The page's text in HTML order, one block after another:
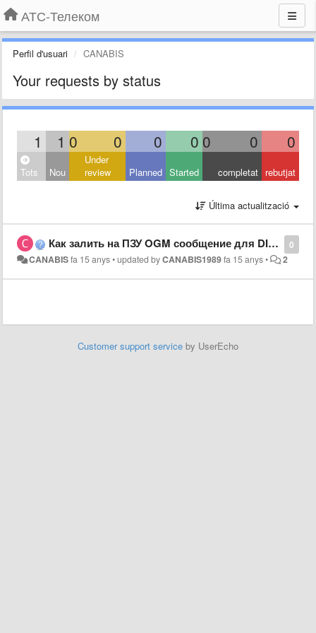
АТС-Телеком
Perfil d'usuari CANABIS
Your requests by status
1 1 0 0 0 0 0 0 0
Tots Nou
Under
review
Planned Started completat rebutjat
Última actualització
0
Как залить на ПЗУ OGM сообщение для DISA на АТС Panasonic KX-TEM824 кроме как через системный телефон
CANABISfa 15 anys•updated byCANABIS1989fa 15 anys• 2
Customer support service by UserEcho